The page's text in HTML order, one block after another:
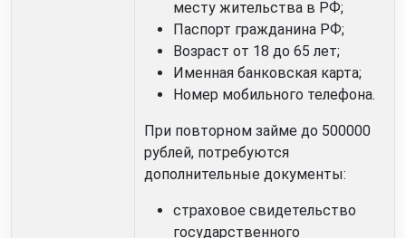
месту жительства в РФ;
Паспорт гражданина РФ;
Возраст от 18 до 65 лет;
Именная банковская карта;
Номер мобильного телефона.
При повторном займе до 500000
рублей, потребуются
дополнительные документы:
страховое свидетельство
государственного